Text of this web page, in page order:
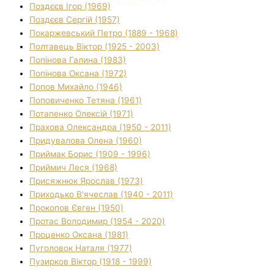
Поздєєв Ігор (1969)
Поздєєв Сергій (1957)
Покаржевський Петро (1889 - 1968)
Полтавець Віктор (1925 - 2003)
Попінова Галина (1983)
Попінова Оксана (1972)
Попов Михайло (1946)
Поповиченко Тетяна (1961)
Потапенко Олексій (1971)
Прахова Олександра (1950 - 2011)
Придувалова Олена (1960)
Приймак Борис (1909 - 1996)
Приймич Леся (1968)
Присяжнюк Ярослав (1973)
Приходько В'ячеслав (1940 - 2011)
Прокопов Євген (1950)
Протас Володимир (1954 - 2020)
Проценко Оксана (1981)
Пуголовок Наталя (1977)
Пузирков Віктор (1918 - 1999)